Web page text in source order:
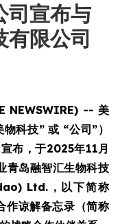
司宣布与
有限公司
NEWSWIRE) -- 美
科技” 或 “公司”）
布，于2025年11月
青岛融智汇生物科技
Ltd.，以下简称
作谅解备忘录（简称